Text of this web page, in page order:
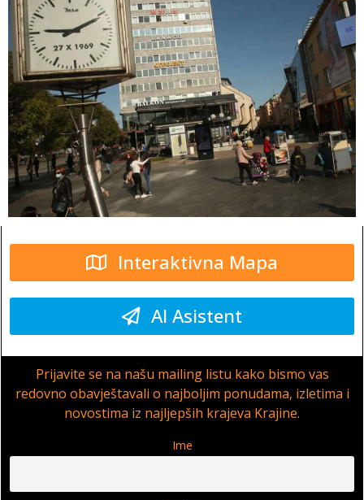
Interaktivna Mapa
AI Asistent
Prijavite se na našu mailing listu kako bismo vas
redovno obavještavali o najboljim ponudama, izletima i
novostima iz najljepših krajeva Krajine.
Ime